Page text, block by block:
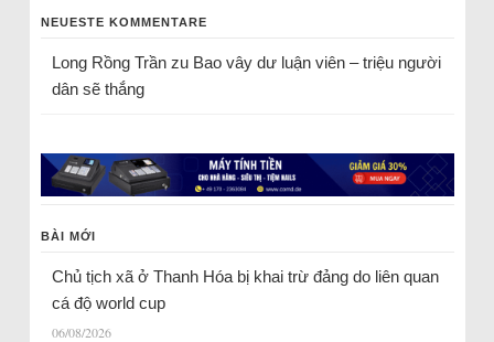
NEUESTE KOMMENTARE
Long Rồng Trầnzu Bao vây dư luận viên – triệu người
dân sẽ thắng
BÀI MỚI
Chủ tịch xã ở Thanh Hóa bị khai trừ đảng do liên quan
cá độ world cup
06/08/2026